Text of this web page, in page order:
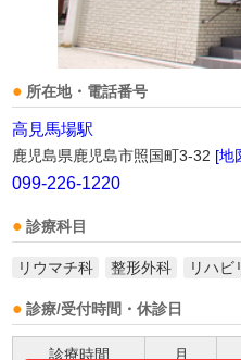
所在地・電話番号
高見馬場駅
鹿児島県鹿児島市照国町3-32 [地
099-226-1220
診療科目
リウマチ科 整形外科 リハビ
診療/受付時間・休診日
診療時間 月